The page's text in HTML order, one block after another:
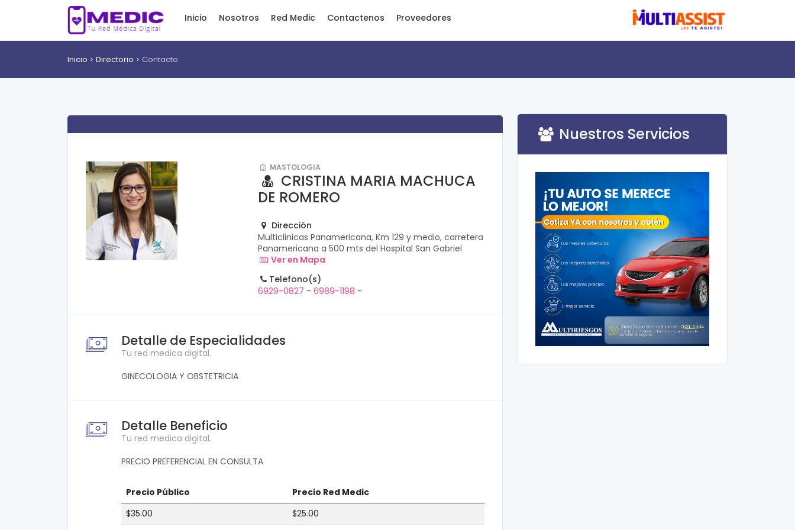
Inicio Nosotros Red Medic Contactenos Proveedores
Inicio Directorio Contacto
MASTOLOGIA
CRISTINA MARIA MACHUCA
DE ROMERO
Dirección
Multiclinicas Panamericana, Km 129 y medio, carretera
Panamericana a 500 mts del Hospital San Gabriel
Ver en Mapa
Telefono(s)
6929-0827 - 6989-1198 -
Detalle de Especialidades
Tu red medica digital.
GINECOLOGIA Y OBSTETRICIA
Detalle Beneficio
Tu red medica digital.
PRECIO PREFERENCIAL EN CONSULTA
Precio Público
Precio Red Medic
$35.00
$25.00
Nuestros Servicios